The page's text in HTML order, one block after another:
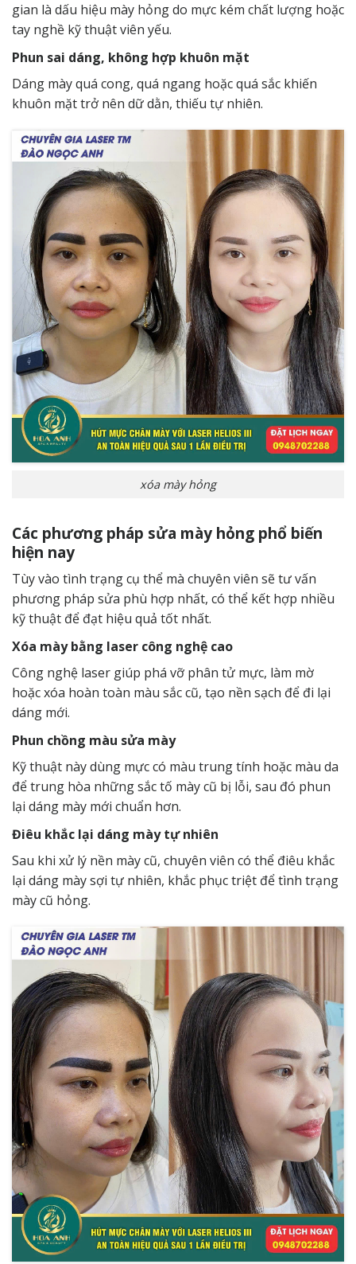
gian là dấu hiệu mày hỏng do mực kém chất lượng hoặc
tay nghề kỹ thuật viên yếu.
Phun sai dáng, không hợp khuôn mặt
Dáng mày quá cong, quá ngang hoặc quá sắc khiến
khuôn mặt trở nên dữ dằn, thiếu tự nhiên.
xóa mày hỏng
Các phương pháp sửa mày hỏng phổ biến
hiện nay
Tùy vào tình trạng cụ thể mà chuyên viên sẽ tư vấn
phương pháp sửa phù hợp nhất, có thể kết hợp nhiều
kỹ thuật để đạt hiệu quả tốt nhất.
Xóa mày bằng laser công nghệ cao
Công nghệ laser giúp phá vỡ phân tử mực, làm mờ
hoặc xóa hoàn toàn màu sắc cũ, tạo nền sạch để đi lại
dáng mới.
Phun chồng màu sửa mày
Kỹ thuật này dùng mực có màu trung tính hoặc màu da
để trung hòa những sắc tố mày cũ bị lỗi, sau đó phun
lại dáng mày mới chuẩn hơn.
Điêu khắc lại dáng mày tự nhiên
Sau khi xử lý nền mày cũ, chuyên viên có thể điêu khắc
lại dáng mày sợi tự nhiên, khắc phục triệt để tình trạng
mày cũ hỏng.